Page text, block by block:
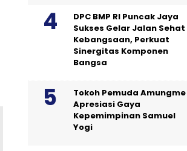
DPC BMP RI Puncak Jaya
Sukses Gelar Jalan Sehat
Kebangsaan, Perkuat
Sinergitas Komponen
Bangsa
Tokoh Pemuda Amungme
Apresiasi Gaya
Kepemimpinan Samuel
Yogi